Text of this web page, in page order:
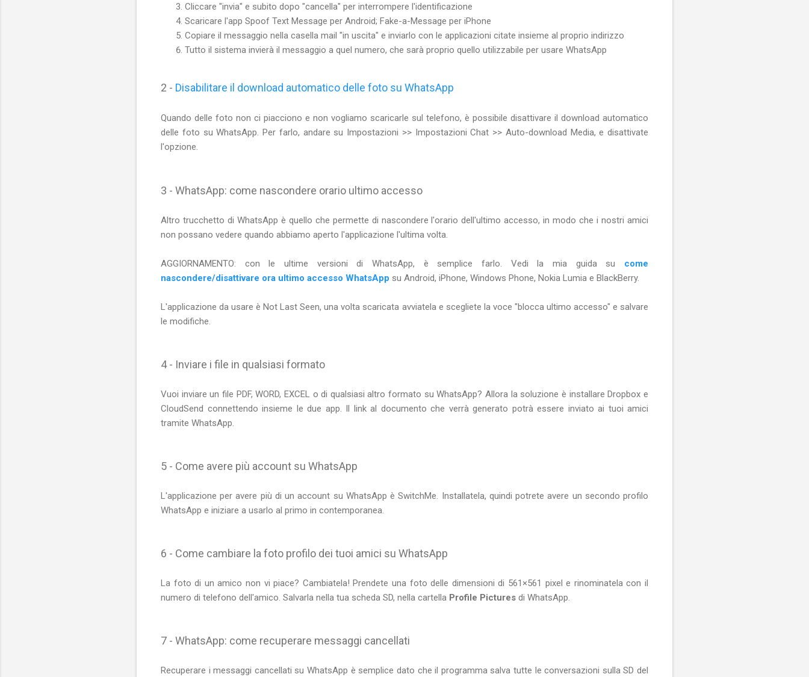
Cliccare "invia" e subito dopo "cancella" per interrompere l'identificazione
Scaricare l'app Spoof Text Message per Android; Fake-a-Message per iPhone
Copiare il messaggio nella casella mail "in uscita" e inviarlo con le applicazioni citate insieme al proprio indirizzo
Tutto il sistema invierà il messaggio a quel numero, che sarà proprio quello utilizzabile per usare WhatsApp
2 - Disabilitare il download automatico delle foto su WhatsApp
Quando delle foto non ci piacciono e non vogliamo scaricarle sul telefono, è possibile disattivare il download automatico
delle foto su WhatsApp. Per farlo, andare su Impostazioni >> Impostazioni Chat >> Auto-download Media, e disattivate
l'opzione.
3 - WhatsApp: come nascondere orario ultimo accesso
Altro trucchetto di WhatsApp è quello che permette di nascondere l'orario dell'ultimo accesso, in modo che i nostri amici
non possano vedere quando abbiamo aperto l'applicazione l'ultima volta.
AGGIORNAMENTO: con le ultime versioni di WhatsApp, è semplice farlo. Vedi la mia guida su come
nascondere/disattivare ora ultimo accesso WhatsApp su Android, iPhone, Windows Phone, Nokia Lumia e BlackBerry.
L'applicazione da usare è Not Last Seen, una volta scaricata avviatela e scegliete la voce "blocca ultimo accesso" e salvare
le modifiche.
4 - Inviare i file in qualsiasi formato
Vuoi inviare un file PDF, WORD, EXCEL o di qualsiasi altro formato su WhatsApp? Allora la soluzione è installare Dropbox e
CloudSend connettendo insieme le due app. Il link al documento che verrà generato potrà essere inviato ai tuoi amici
tramite WhatsApp.
5 - Come avere più account su WhatsApp
L'applicazione per avere più di un account su WhatsApp è SwitchMe. Installatela, quindi potrete avere un secondo profilo
WhatsApp e iniziare a usarlo al primo in contemporanea.
6 - Come cambiare la foto profilo dei tuoi amici su WhatsApp
La foto di un amico non vi piace? Cambiatela! Prendete una foto delle dimensioni di 561×561 pixel e rinominatela con il
numero di telefono dell'amico. Salvarla nella tua scheda SD, nella cartella Profile Pictures di WhatsApp.
7 - WhatsApp: come recuperare messaggi cancellati
Recuperare i messaggi cancellati su WhatsApp è semplice dato che il programma salva tutte le conversazioni sulla SD del